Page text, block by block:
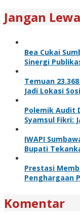
Jangan
Bea Cukai
Sinergi
Temuan
Jadi Lokasi
Polemik Audit
Syamsul Fikri:
IWAPI
Bupati
Prestasi
Penghargaan
Komentar